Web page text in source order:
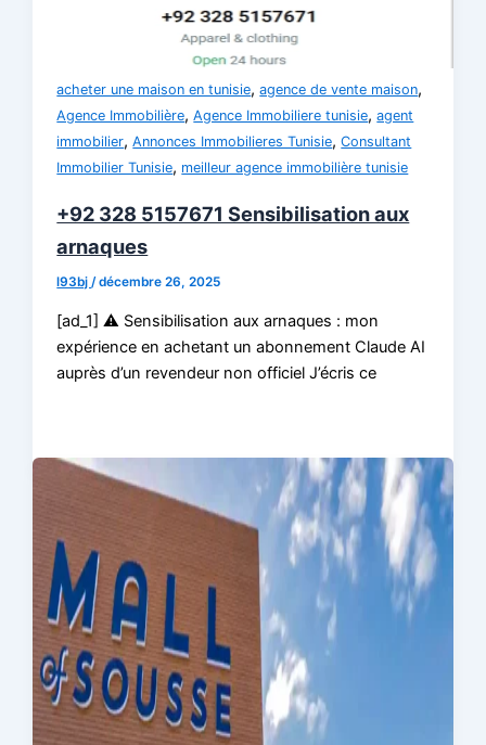
acheter une maison en tunisie,agence de vente maison,
Agence Immobilière,Agence Immobiliere tunisie,agent
immobilier,Annonces Immobilieres Tunisie,Consultant
Immobilier Tunisie, meilleur agence immobilière tunisie
+92 328 5157671 Sensibilisation aux
arnaques
l93bj/décembre 26, 2025
[ad_1] ⚠️ Sensibilisation aux arnaques : mon
expérience en achetant un abonnement Claude AI
auprès d’un revendeur non officiel J’écris ce